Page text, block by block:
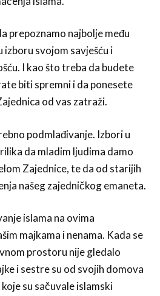
prepoznamo najbolje među
izboru svojom savješću i
I kao što treba da budete
biti spremni i da ponesete
od vas zatraži.
podmlađivanje. Izbori u
da mladim ljudima damo
Zajednice, te da od starijih
našeg zajedničkog emaneta.
islama na ovima
majkama i nenama. Kada se
prostoru nije gledalo
i sestre su od svojih domova
su sačuvale islamski